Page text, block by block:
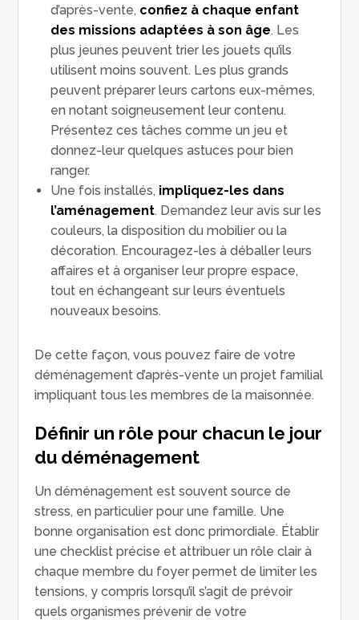
d’après-vente, confiez à chaque enfant
des missions adaptées à son âge. Les
plus jeunes peuvent trier les jouets qu’ils
utilisent moins souvent. Les plus grands
peuvent préparer leurs cartons eux-mêmes,
en notant soigneusement leur contenu.
Présentez ces tâches comme un jeu et
donnez-leur quelques astuces pour bien
ranger.
Une fois installés, impliquez-les dans
l’aménagement. Demandez leur avis sur les
couleurs, la disposition du mobilier ou la
décoration. Encouragez-les à déballer leurs
affaires et à organiser leur propre espace,
tout en échangeant sur leurs éventuels
nouveaux besoins.
De cette façon, vous pouvez faire de votre
déménagement d’après-vente un projet familial
impliquant tous les membres de la maisonnée.
Définir un rôle pour chacun le jour
du déménagement
Un déménagement est souvent source de
stress, en particulier pour une famille. Une
bonne organisation est donc primordiale. Établir
une checklist précise et attribuer un rôle clair à
chaque membre du foyer permet de limiter les
tensions, y compris lorsqu’il s’agit de prévoir
quels organismes prévenir de votre